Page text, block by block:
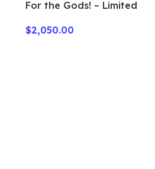
For the Gods! – Limited
$2,050.00